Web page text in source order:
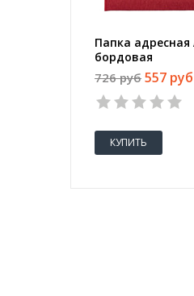
Папка адресная
бордовая
726 руб 557 руб
КУПИТЬ